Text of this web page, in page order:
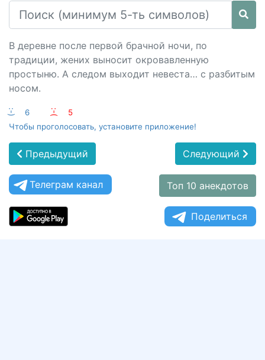
В деревне после первой брачной ночи, по
традиции, жених выносит окровавленную
простыню. А следом выходит невеста… с разбитым
носом.
:-) 6 :-(
5
Чтобы проголосовать, установите приложение!
Предыдущий Следующий
Телеграм канал Топ 10 анекдотов
Поделиться